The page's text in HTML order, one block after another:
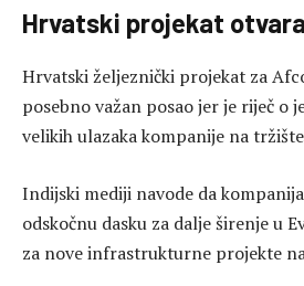
Hrvatski projekat
Hrvatski željeznički projekat za
posebno važan posao jer je riječ o
velikih ulazaka kompanije na
Indijski mediji navode da
odskočnu dasku za dalje širenje u
za nove infrastrukturne projekte